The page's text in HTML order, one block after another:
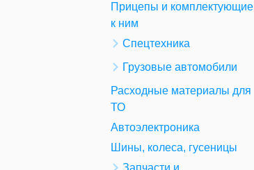
Прицепы и комплектующие
к ним
Спецтехника
Грузовые автомобили
Расходные материалы для
ТО
Автоэлектроника
Шины, колеса, гусеницы